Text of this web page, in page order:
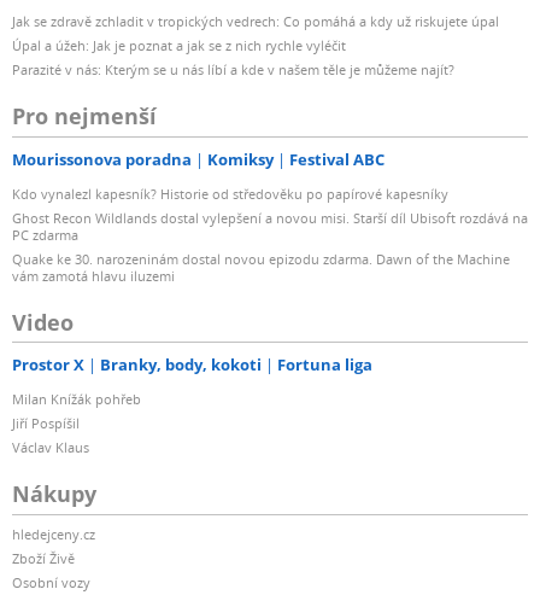
Jak se zdravě zchladit v tropických vedrech: Co pomáhá a kdy už riskujete úpal
Úpal a úžeh: Jak je poznat a jak se z nich rychle vyléčit
Parazité v nás: Kterým se u nás líbí a kde v našem těle je můžeme najít?
Pro nejmenší
Mourissonova poradna Komiksy Festival ABC
Kdo vynalezl kapesník? Historie od středověku po papírové kapesníky
Ghost Recon Wildlands dostal vylepšení a novou misi. Starší díl Ubisoft rozdává na
PC zdarma
Quake ke 30. narozeninám dostal novou epizodu zdarma. Dawn of the Machine
vám zamotá hlavu iluzemi
Video
Prostor X Branky, body, kokoti Fortuna liga
Milan Knížák pohřeb
Jiří Pospíšil
Václav Klaus
Nákupy
hledejceny.cz
Zboží Živě
Osobní vozy